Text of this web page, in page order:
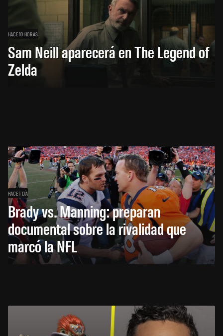
HACE 10 HORAS
Sam Neill aparecerá en The Legend of
Zelda
HACE 1 DÍA
Brady vs. Manning: preparan
documental sobre la rivalidad que
marcó la NFL